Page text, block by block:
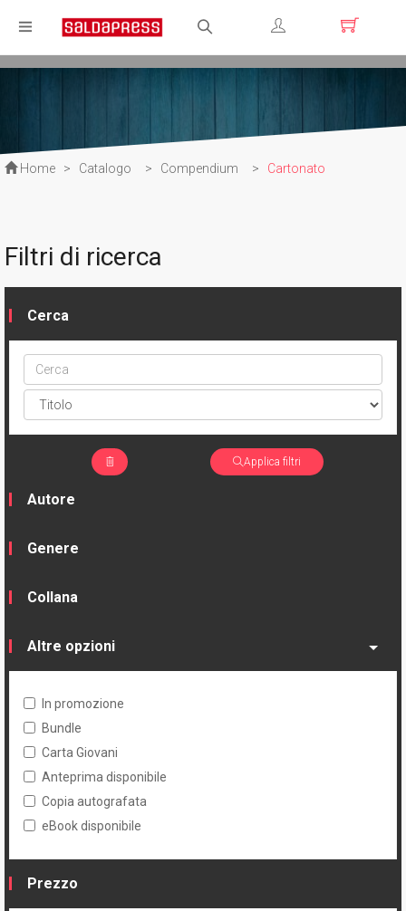
Registrati
Home > Catalogo > Compendium > Cartonato
Filtri di ricerca
Cerca
Cerca
ptype
Applica filtri
Autore
Genere
Collana
Altre opzioni
In promozione
Bundle
Carta Giovani
Anteprima disponibile
Copia autografata
eBook disponibile
Prezzo